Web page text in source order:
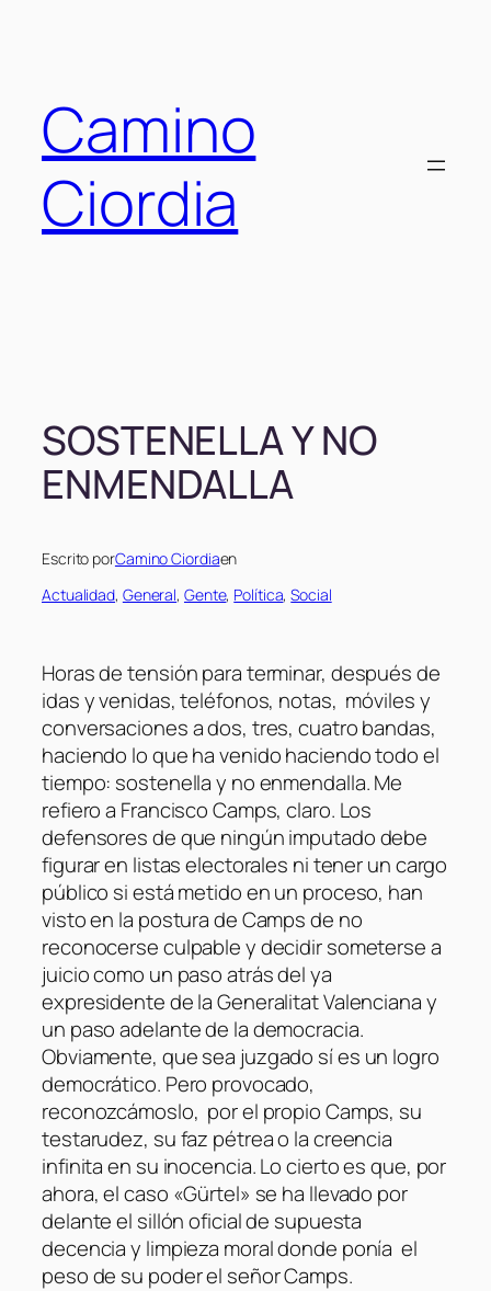
Camino
Ciordia
SOSTENELLA Y NO
ENMENDALLA
Escrito porCamino Ciordiaen
Actualidad, General, Gente, Política, Social
Horas de tensión para terminar, después de
idas y venidas, teléfonos, notas, móviles y
conversaciones a dos, tres, cuatro bandas,
haciendo lo que ha venido haciendo todo el
tiempo: sostenella y no enmendalla. Me
refiero a Francisco Camps, claro. Los
defensores de que ningún imputado debe
figurar en listas electorales ni tener un cargo
público si está metido en un proceso, han
visto en la postura de Camps de no
reconocerse culpable y decidir someterse a
juicio como un paso atrás del ya
expresidente de la Generalitat Valenciana y
un paso adelante de la democracia.
Obviamente, que sea juzgado sí es un logro
democrático. Pero provocado,
reconozcámoslo, por el propio Camps, su
testarudez, su faz pétrea o la creencia
infinita en su inocencia. Lo cierto es que, por
ahora, el caso «Gürtel» se ha llevado por
delante el sillón oficial de supuesta
decencia y limpieza moral donde ponía el
peso de su poder el señor Camps.